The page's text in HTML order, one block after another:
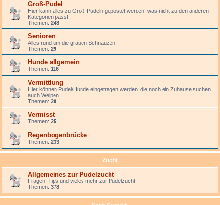
Groß-Pudel
Hier kann alles zu Groß-Pudeln gepostet werden, was nicht zu den anderen
Kategorien passt.
Themen: 248
Senioren
Alles rund um die grauen Schnauzen
Themen: 29
Hunde allgemein
Themen: 116
Vermittlung
Hier können Pudel/Hunde eingetragen werden, die noch ein Zuhause suchen
auch Welpen
Themen: 20
Vermisst
Themen: 25
Regenbogenbrücke
Themen: 233
Zucht
Allgemeines zur Pudelzucht
Fragen, Tips und vieles mehr zur Pudelzucht.
Themen: 378